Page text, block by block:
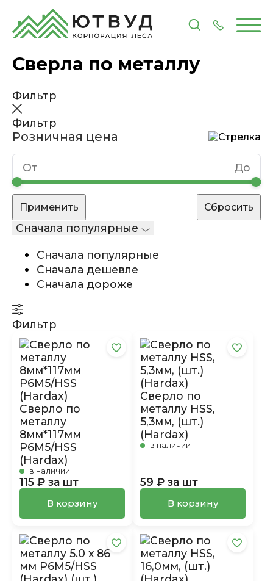
ГлавнаяКаталогИнструменты и расходные
Сверла по металлу
Фильтр
Фильтр
Розничная цена
Сначала популярные
Сначала популярные
Сначала дешевле
Сначала дороже
Фильтр
Сверло по
металлу
8мм*117мм
P6M5/HSS
(Hardax)
в наличии
115 ₽ за шт
В корзину
Сверло по
металлу HSS,
5,3мм, (шт.)
(Hardax)
в наличии
59 ₽ за шт
В корзину